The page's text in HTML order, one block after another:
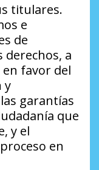
titulares.
e
de
derechos, a
favor del
y
garantías
que
y el
en